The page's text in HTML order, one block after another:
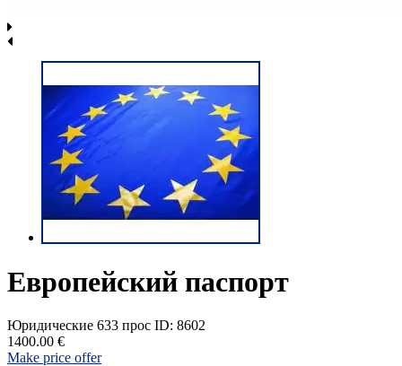
Европейский паспорт
Юридические 633 прос ID: 8602
1400.00 €
Make price offer